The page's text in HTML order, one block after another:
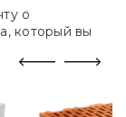
о
который вы